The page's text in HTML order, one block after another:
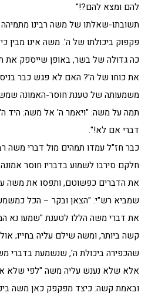
להם ומצא להם?!"
תשובתו-שאלתו של משה רבינו מתמיהה
פקפוק ביכולתו של ה'. משה אינו מבין
כה גדולה של בשר, באופן שייספק את
את כוחו של ה'? האם לא פגש כבר
משמעותה של טענת חוסר-האמונה
תמה על משה: "ויאמר ה' אל משה: היד
דברי אם לא!".
כבר חז"ל עמדו תמהים מול דברי משה
חלקם סירבו לשמוע בדבריו חוסר
את הדברים כפשוטם, ותפסו את משה
שמביא רש"י: "הצאן ובקר – הכל
את דברי משה הללו לטענת "שמעו נא
קשה ביותר, ומשה שילם עליה בחייו;
שהכפירה ביכולת ה', שנשמעת בדברי
אלא שלא נענש עליה משה "לפי שלא
ובאמת קשה: כיצד מפקפק כאן משה